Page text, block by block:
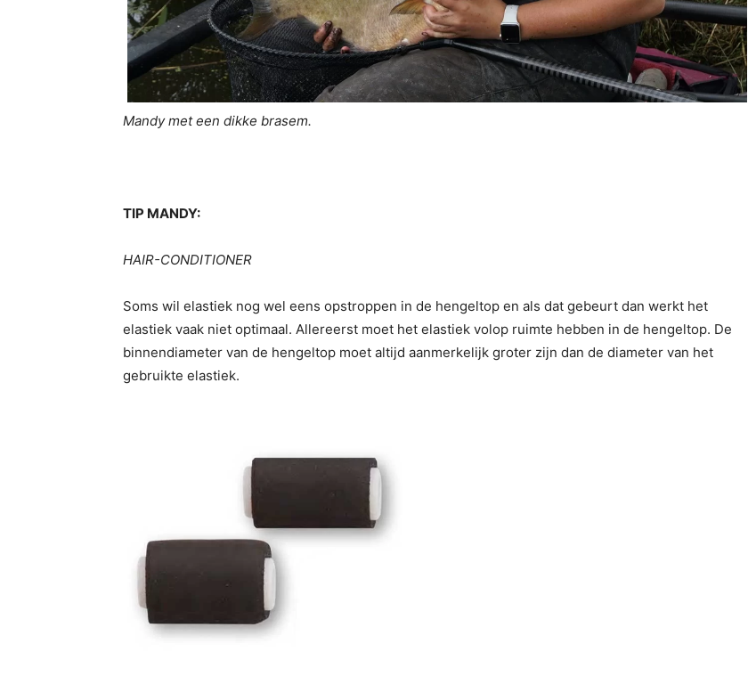
Mandy met een dikke brasem.
TIP MANDY:
HAIR-CONDITIONER
Soms wil elastiek nog wel eens opstroppen in de hengeltop en als dat gebeurt dan werkt het
elastiek vaak niet optimaal. Allereerst moet het elastiek volop ruimte hebben in de hengeltop. De
binnendiameter van de hengeltop moet altijd aanmerkelijk groter zijn dan de diameter van het
gebruikte elastiek.